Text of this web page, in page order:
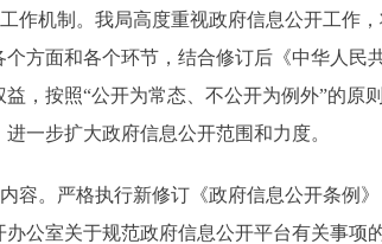
机制。我局高度重视政府信息公开工作
方面和各个环节，结合修订后《中华人
，按照“公开为常态、不公开为例外”的原
一步扩大政府信息公开范围和力度。
。严格执行新修订《政府信息公开条例》
公室关于规范政府信息公开平台有关事项